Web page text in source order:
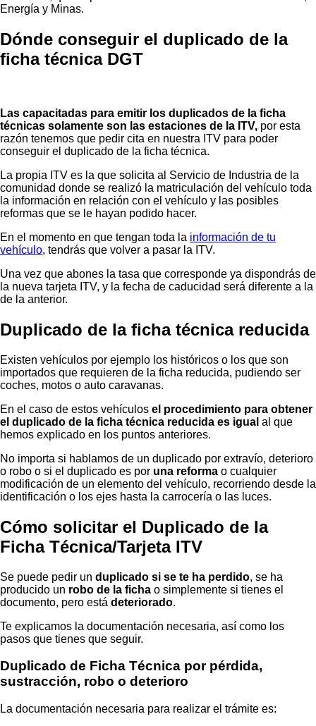
Energía y Minas.
Dónde conseguir el duplicado de la
ficha técnica DGT
Las capacitadas para emitir los duplicados de la ficha
técnicas solamente son las estaciones de la ITV, por esta
razón tenemos que pedir cita en nuestra ITV para poder
conseguir el duplicado de la ficha técnica.
La propia ITV es la que solicita al Servicio de Industria de la
comunidad donde se realizó la matriculación del vehículo toda
la información en relación con el vehículo y las posibles
reformas que se le hayan podido hacer.
En el momento en que tengan toda la información de tu
vehículo, tendrás que volver a pasar la ITV.
Una vez que abones la tasa que corresponde ya dispondrás de
la nueva tarjeta ITV, y la fecha de caducidad será diferente a la
de la anterior.
Duplicado de la ficha técnica reducida
Existen vehículos por ejemplo los históricos o los que son
importados que requieren de la ficha reducida, pudiendo ser
coches, motos o auto caravanas.
En el caso de estos vehículos el procedimiento para obtener
el duplicado de la ficha técnica reducida es igual al que
hemos explicado en los puntos anteriores.
No importa si hablamos de un duplicado por extravío, deterioro
o robo o si el duplicado es por una reforma o cualquier
modificación de un elemento del vehículo, recorriendo desde la
identificación o los ejes hasta la carrocería o las luces.
Cómo solicitar el Duplicado de la
Ficha Técnica/Tarjeta ITV
Se puede pedir un duplicado si se te ha perdido, se ha
producido un robo de la ficha o simplemente si tienes el
documento, pero está deteriorado.
Te explicamos la documentación necesaria, así como los
pasos que tienes que seguir.
Duplicado de Ficha Técnica por pérdida,
sustracción, robo o deterioro
La documentación necesaria para realizar el trámite es: